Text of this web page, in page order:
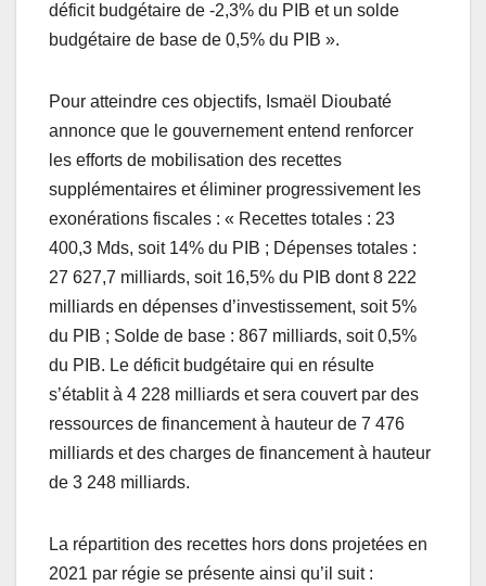
déficit budgétaire de -2,3% du PIB et un solde
budgétaire de base de 0,5% du PIB ».
Pour atteindre ces objectifs, Ismaël Dioubaté
annonce que le gouvernement entend renforcer
les efforts de mobilisation des recettes
supplémentaires et éliminer progressivement les
exonérations fiscales : « Recettes totales : 23
400,3 Mds, soit 14% du PIB ; Dépenses totales :
27 627,7 milliards, soit 16,5% du PIB dont 8 222
milliards en dépenses d’investissement, soit 5%
du PIB ; Solde de base : 867 milliards, soit 0,5%
du PIB. Le déficit budgétaire qui en résulte
s’établit à 4 228 milliards et sera couvert par des
ressources de financement à hauteur de 7 476
milliards et des charges de financement à hauteur
de 3 248 milliards.
La répartition des recettes hors dons projetées en
2021 par régie se présente ainsi qu’il suit :